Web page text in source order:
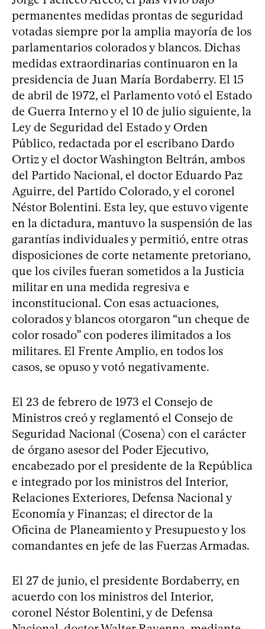
permanentes medidas prontas de seguridad
votadas siempre por la amplia mayoría de los
parlamentarios colorados y blancos. Dichas
medidas extraordinarias continuaron en la
presidencia de Juan María Bordaberry. El 15
de abril de 1972, el Parlamento votó el Estado
de Guerra Interno y el 10 de julio siguiente, la
Ley de Seguridad del Estado y Orden
Público, redactada por el escribano Dardo
Ortiz y el doctor Washington Beltrán, ambos
del Partido Nacional, el doctor Eduardo Paz
Aguirre, del Partido Colorado, y el coronel
Néstor Bolentini. Esta ley, que estuvo vigente
en la dictadura, mantuvo la suspensión de las
garantías individuales y permitió, entre otras
disposiciones de corte netamente pretoriano,
que los civiles fueran sometidos a la Justicia
militar en una medida regresiva e
inconstitucional. Con esas actuaciones,
colorados y blancos otorgaron “un cheque de
color rosado” con poderes ilimitados a los
militares. El Frente Amplio, en todos los
casos, se opuso y votó negativamente.
El 23 de febrero de 1973 el Consejo de
Ministros creó y reglamentó el Consejo de
Seguridad Nacional (Cosena) con el carácter
de órgano asesor del Poder Ejecutivo,
encabezado por el presidente de la República
e integrado por los ministros del Interior,
Relaciones Exteriores, Defensa Nacional y
Economía y Finanzas; el director de la
Oficina de Planeamiento y Presupuesto y los
comandantes en jefe de las Fuerzas Armadas.
El 27 de junio, el presidente Bordaberry, en
acuerdo con los ministros del Interior,
coronel Néstor Bolentini, y de Defensa